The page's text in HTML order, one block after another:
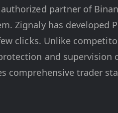
partner of
Zignaly has
clicks. Unlike
and
comprehensive trader